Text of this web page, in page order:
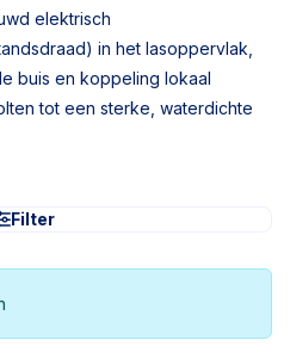
elektrisch
in het lasoppervlak,
buis en koppeling lokaal
tot een sterke, waterdichte
Filter